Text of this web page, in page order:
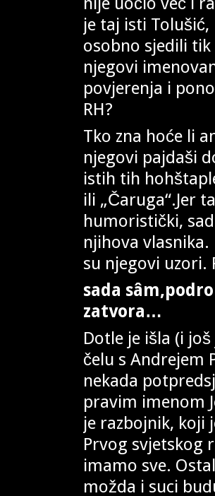
je taj isti
osobno sjedili tik
njegovi
povjerenja i
RH?
Tko zna hoće li
njegovi pajdaši
istih tih
ili „Čaruga“.Jer
humoristički,
njihova
su njegovi uzori.
sada
zatvora…
Dotle je išla (i
čelu s Andrejem
nekada
pravim imenom
je razbojnik, koji
Prvog svjetskog
imamo sve.
možda i suci